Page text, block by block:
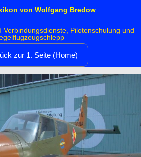
von Wolfgang Bredow
Zlin-43
Verbindungsdienste, Pilotenschulung und
zur 1. Seite (Home)